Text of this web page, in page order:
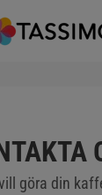
göra din